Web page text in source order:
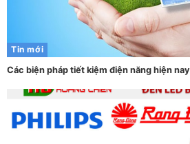
Tin mới
Các biện pháp tiết kiệm điện năng hiện nay